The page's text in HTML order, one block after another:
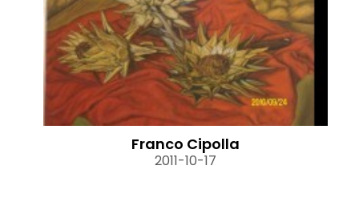
Franco Cipolla
2011-10-17